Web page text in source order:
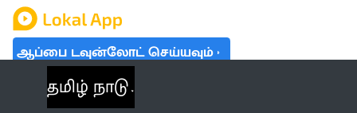
ஆப்பை டவுன்லோட் செய்யவும்
தமிழ் நாடு